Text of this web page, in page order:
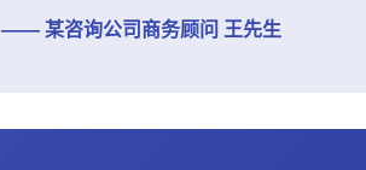
—— 某咨询公司商务顾问 王先生